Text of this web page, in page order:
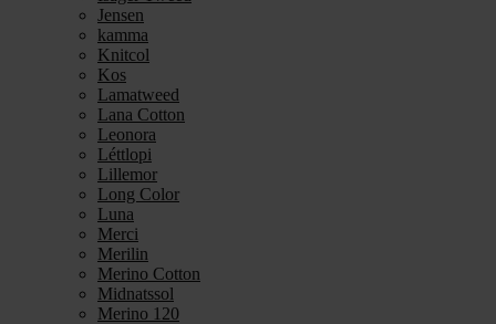
Jensen
kamma
Knitcol
Kos
Lamatweed
Lana Cotton
Leonora
Léttlopi
Lillemor
Long Color
Luna
Merci
Merilin
Merino Cotton
Midnatssol
Merino 120